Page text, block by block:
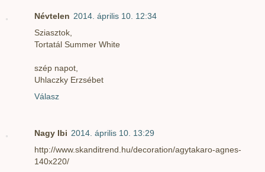
Névtelen 2014. április 10. 12:34
Sziasztok,
Tortatál Summer White
szép napot,
Uhlaczky Erzsébet
Válasz
Nagy Ibi 2014. április 10. 13:29
http://www.skanditrend.hu/decoration/agytakaro-agnes-
140x220/